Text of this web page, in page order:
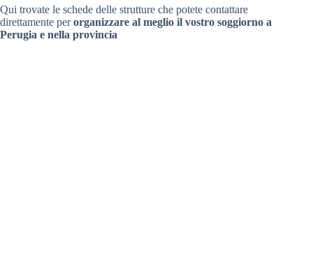
Qui trovate le schede delle strutture che potete contattare
direttamente per organizzare al meglio il vostro soggiorno a
Perugia e nella provincia